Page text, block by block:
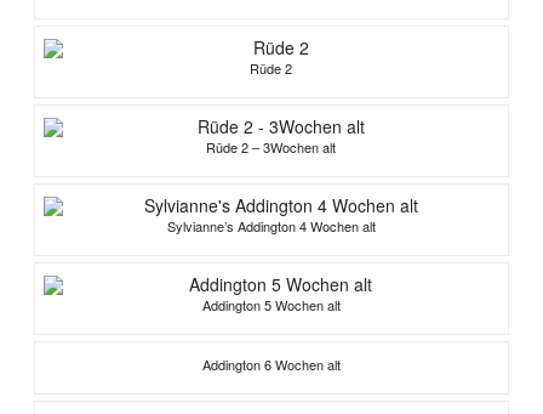
Rüde 2
Rüde 2 – 3Wochen alt
Sylvianne’s Addington 4 Wochen alt
Addington 5 Wochen alt
Addington 6 Wochen alt